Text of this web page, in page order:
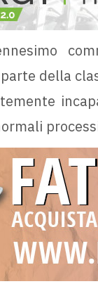
della